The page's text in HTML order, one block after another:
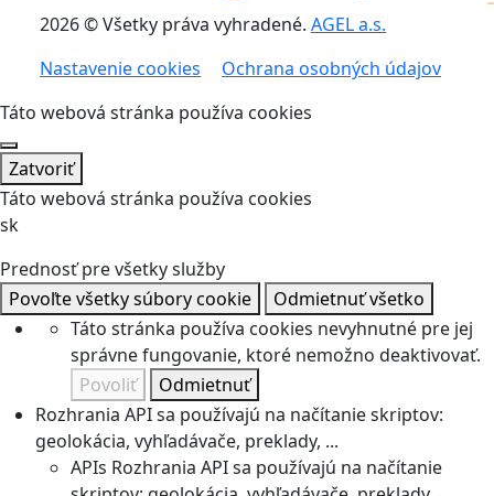
2026 © Všetky práva vyhradené. AGEL a.s.
Nastavenie cookies
Ochrana osobných údajov
Táto webová stránka používa cookies
Zatvoriť
Táto webová stránka používa cookies
sk
Prednosť pre všetky služby
Povoľte všetky súbory cookie
Odmietnuť všetko
Táto stránka používa cookies nevyhnutné pre jej
správne fungovanie, ktoré nemožno deaktivovať.
Povoliť
Odmietnuť
Rozhrania API sa používajú na načítanie skriptov:
geolokácia, vyhľadávače, preklady, ...
APIs Rozhrania API sa používajú na načítanie